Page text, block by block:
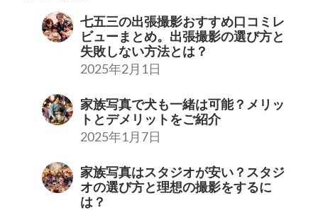
七五三の出張撮影おすすめ口コミレ
ビューまとめ。出張撮影の選び方と
失敗しない方法とは？
2025年2月1日
家族写真で犬も一緒は可能？メリッ
トとデメリットをご紹介
2025年1月7日
家族写真はスタジオが安い？スタジ
オの選び方と理想の撮影をするに
は？